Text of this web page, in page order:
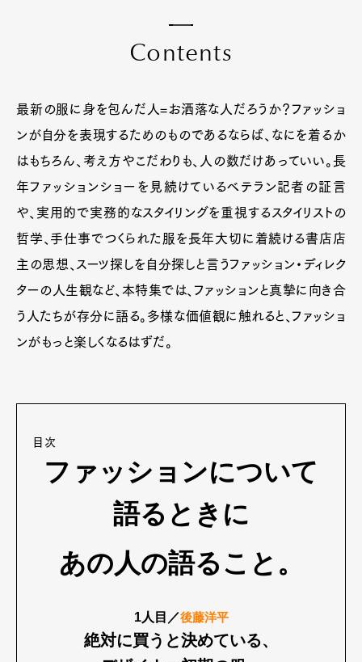
Contents
最新の服に身を包んだ人=お洒落な人だろうか？ファッショ
ンが自分を表現するためのものであるならば、なにを着るか
はもちろん、考え方やこだわりも、人の数だけあっていい。長
年ファッションショーを見続けているベテラン記者の証言
や、実用的で実務的なスタイリングを重視するスタイリストの
哲学、手仕事でつくられた服を長年大切に着続ける書店店
主の思想、スーツ探しを自分探しと言うファッション・ディレク
ターの人生観など、本特集では、ファッションと真摯に向き合
う人たちが存分に語る。多様な価値観に触れると、ファッショ
ンがもっと楽しくなるはずだ。
目次
ファッションについて
語るときに
あの人の語ること。
1人目／後藤洋平
絶対に買うと決めている、